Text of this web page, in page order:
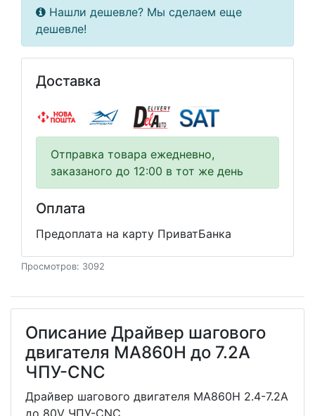
Нашли дешевле? Мы сделаем еще
дешевле!
Доставка
Отправка товара ежедневно,
заказаного до 12:00 в тот же день
Оплата
Предоплата на карту ПриватБанка
Просмотров: 3092
Описание Драйвер шагового
двигателя MA860H до 7.2A
ЧПУ-CNC
Драйвер шагового двигателя MA860H 2.4-7.2А
до 80V ЧПУ-CNC